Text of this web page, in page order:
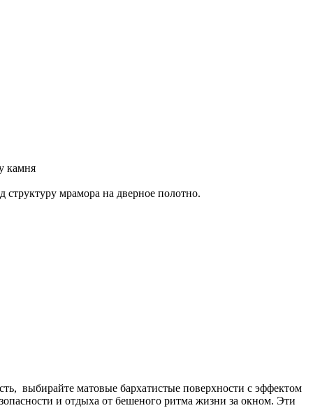
камня
мрамора на дверное полотно.
выбирайте матовые бархатистые поверхности с эффектом
и отдыха от бешеного ритма жизни за окном. Эти